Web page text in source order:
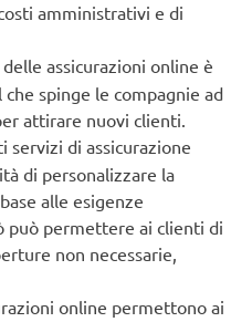
amministrativi e di
assicurazioni online è
spinge le compagnie ad
attirare nuovi clienti.
servizi di assicurazione
di personalizzare la
alle esigenze
può permettere ai clienti di
non necessarie,
online permettono ai